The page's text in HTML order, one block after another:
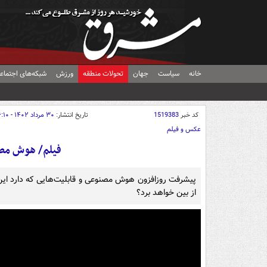
خانه سیاست جهان تحولات منطقه ورزش شبکه‌های
کد خبر1519383 تاریخ انتشار: ۳۰ مرداد ۱۴۰۲ - ۰۶:۱۰
عکس و فیلم
فیلم/ هوش
پیشرفت روزافزون هوش مصنوعی و قابلیت‌هایی که دارد
از بین خواهد برد؟‌